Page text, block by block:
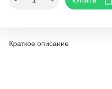
Краткое описание